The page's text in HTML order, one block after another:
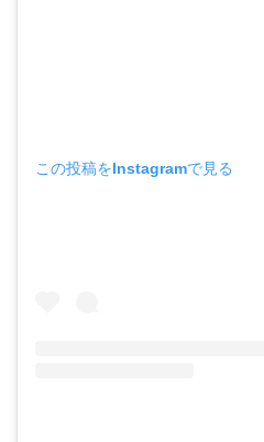
この投稿をInstagramで見る